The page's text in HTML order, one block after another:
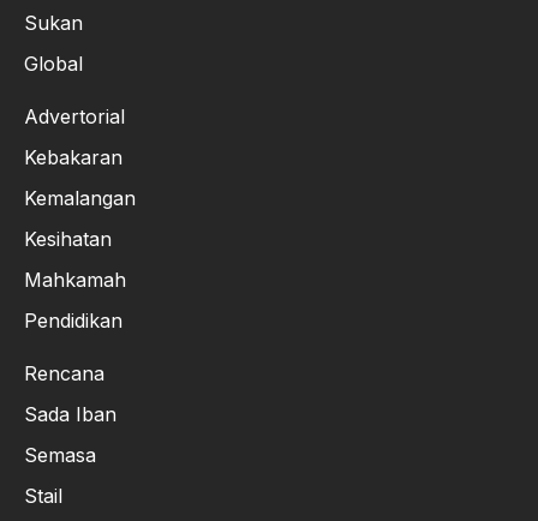
Sukan
Global
Advertorial
Kebakaran
Kemalangan
Kesihatan
Mahkamah
Pendidikan
Rencana
Sada Iban
Semasa
Stail